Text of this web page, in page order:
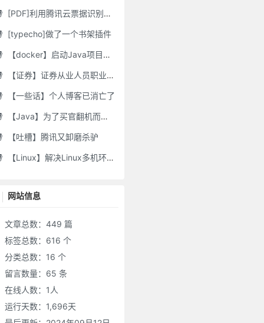
[PDF]利用腾讯云票据识别接口自动修改PDF文件名
[typecho]做了一个书架插件
【docker】启动Java项目报GC Thread
【证券】证券从业人员职业道德要求及常见违规行为
【一些话】个人博客已消亡了
【Java】为了买官翻机而写的代码-DJI Stock Checker
【吐槽】腾讯又卸磨杀驴
【Linux】解决Linux多机环境UID/GID不一致导致的备份权限问题
网站信息
文章总数：449 篇
标签总数：616 个
分类总数：16 个
留言数量：65 条
在线人数： 1 人
运行天数：1,696天